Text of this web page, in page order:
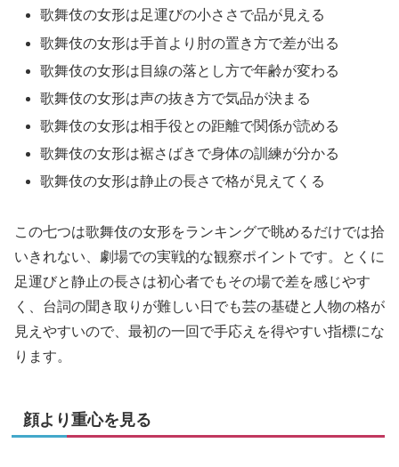
歌舞伎の女形は足運びの小ささで品が見える
歌舞伎の女形は手首より肘の置き方で差が出る
歌舞伎の女形は目線の落とし方で年齢が変わる
歌舞伎の女形は声の抜き方で気品が決まる
歌舞伎の女形は相手役との距離で関係が読める
歌舞伎の女形は裾さばきで身体の訓練が分かる
歌舞伎の女形は静止の長さで格が見えてくる
この七つは歌舞伎の女形をランキングで眺めるだけでは拾
いきれない、劇場での実戦的な観察ポイントです。とくに
足運びと静止の長さは初心者でもその場で差を感じやす
く、台詞の聞き取りが難しい日でも芸の基礎と人物の格が
見えやすいので、最初の一回で手応えを得やすい指標にな
ります。
顔より重心を見る